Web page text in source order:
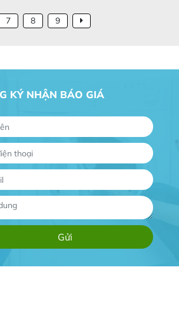
7 8 9
KÝ NHẬN BÁO GIÁ